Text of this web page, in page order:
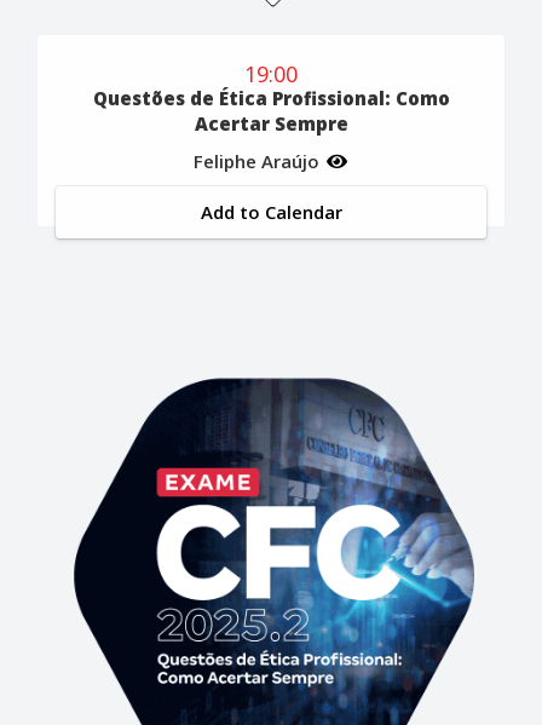
19:00
Questões de Ética Profissional: Como
Acertar Sempre
Feliphe Araújo
Add to Calendar